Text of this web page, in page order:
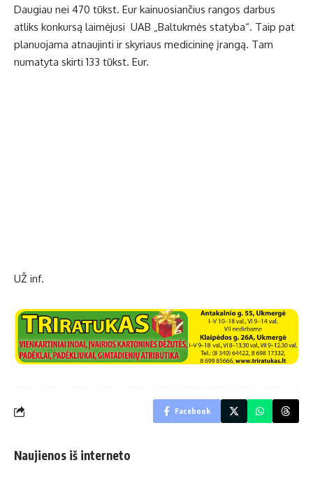
Daugiau nei 470 tūkst. Eur kainuosiančius rangos darbus
atliks konkursą laimėjusi UAB „Baltukmės statyba“. Taip pat
planuojama atnaujinti ir skyriaus medicininę įrangą. Tam
numatyta skirti 133 tūkst. Eur.
UŽ inf.
Facebook
Naujienos iš interneto